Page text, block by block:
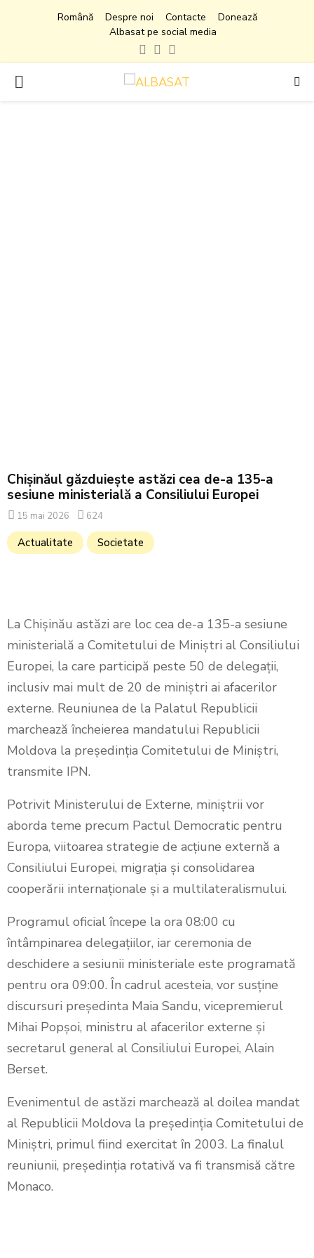
Română Despre noi Contacte
Donează
Albasat pe social media
Facebook
Instagram
PRIMARY
Chișinăul găzduiește astăzi cea de-a 135-a
sesiune ministerială a Consiliului Europei
15 mai 2026 624
Actualitate Societate
La Chișinău astăzi are loc cea de-a 135-a sesiune
ministerială a Comitetului de Miniștri al Consiliului
Europei, la care participă peste 50 de delegații,
inclusiv mai mult de 20 de miniștri ai afacerilor
externe. Reuniunea de la Palatul Republicii
marchează încheierea mandatului Republicii
Moldova la președinția Comitetului de Miniștri,
transmite IPN.
Potrivit Ministerului de Externe, miniștrii vor
aborda teme precum Pactul Democratic pentru
Europa, viitoarea strategie de acțiune externă a
Consiliului Europei, migrația și consolidarea
cooperării internaționale și a multilateralismului.
Programul oficial începe la ora 08:00 cu
întâmpinarea delegațiilor, iar ceremonia de
deschidere a sesiunii ministeriale este programată
pentru ora 09:00. În cadrul acesteia, vor susține
discursuri președinta Maia Sandu, vicepremierul
Mihai Popșoi, ministru al afacerilor externe și
secretarul general al Consiliului Europei, Alain
Berset.
Evenimentul de astăzi marchează al doilea mandat
al Republicii Moldova la președinția Comitetului de
Miniștri, primul fiind exercitat în 2003. La finalul
reuniunii, președinția rotativă va fi transmisă către
Monaco.